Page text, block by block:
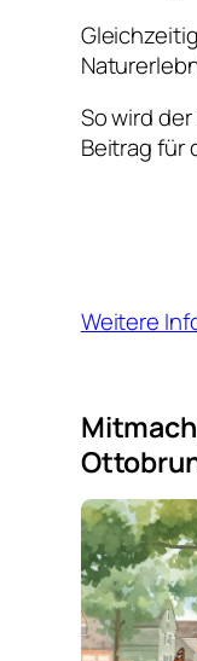
So wird
Beitrag für
Weitere